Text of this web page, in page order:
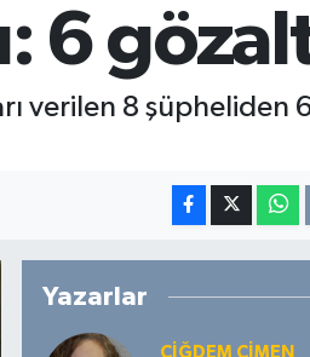
6
verilen 8 şüpheliden
Yazarlar
ÇIĞDEM ÇIMEN